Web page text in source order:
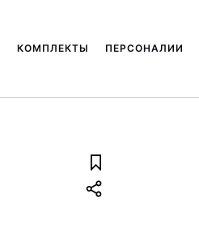
КОМПЛЕКТЫ ПЕРСОНАЛИИ